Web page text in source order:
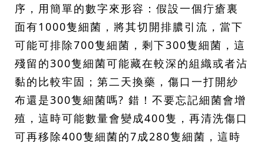
序，用簡單的數字來形容：假設一個疔瘡裏
面有1000隻細菌，將其切開排膿引流，當下
可能可排除700隻細菌，剩下300隻細菌，這
殘留的300隻細菌可能藏在較深的組織或者沾
黏的比較牢固；第二天換藥，傷口一打開紗
布還是300隻細菌嗎? 錯！不要忘記細菌會增
殖，這時可能數量會變成400隻，再清洗傷口
可再移除400隻細菌的7成280隻細菌，這時